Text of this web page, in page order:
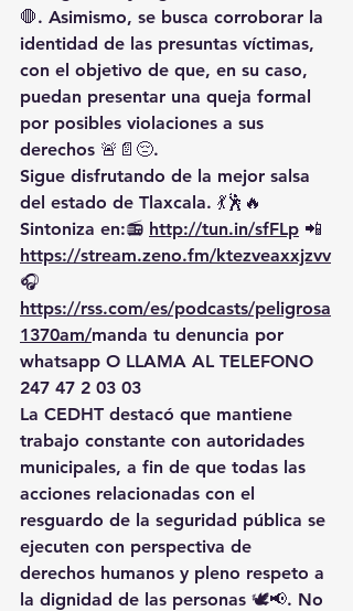
🛑. Asimismo, se busca corroborar la
identidad de las presuntas víctimas,
con el objetivo de que, en su caso,
puedan presentar una queja formal
por posibles violaciones a sus
derechos 🚨📄😔.
Sigue disfrutando de la mejor salsa
del estado de Tlaxcala. 💃🕺🔥
Sintoniza en:📻 http://tun.in/sfFLp 📲
https://stream.zeno.fm/ktezveaxxjzvv
🎧
https://rss.com/es/podcasts/peligrosa
1370am/manda tu denuncia por
whatsapp O LLAMA AL TELEFONO
247 47 2 03 03
La CEDHT destacó que mantiene
trabajo constante con autoridades
municipales, a fin de que todas las
acciones relacionadas con el
resguardo de la seguridad pública se
ejecuten con perspectiva de
derechos humanos y pleno respeto a
la dignidad de las personas 🕊️📢. No